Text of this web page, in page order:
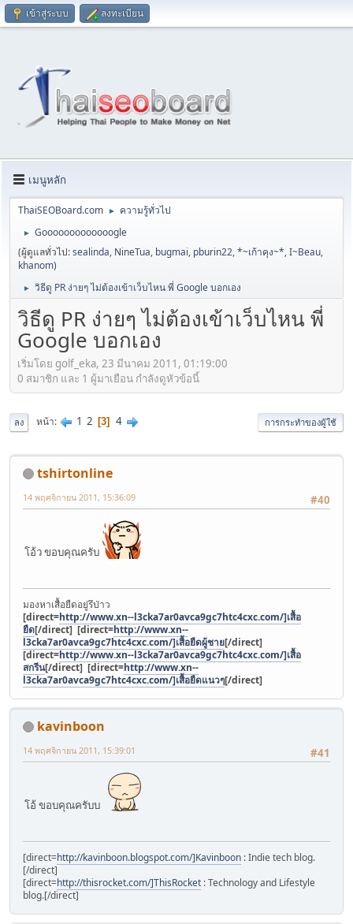
เข้าสู่ระบบ ลงทะเบียน
เมนูหลัก
ThaiSEOBoard.com ► ความรู้ทั่วไป
►
Gooooooooooooogle
(ผู้ดูแลทั่วไป:sealinda, NineTua, bugmai, pburin22,*~เก้าคุง~*,I~Beau,
khanom)
► วิธีดู PR ง่ายๆ ไม่ต้องเข้าเว็บไหน พี่ Google บอกเอง
วิธีดู PR ง่ายๆ ไม่ต้องเข้าเว็บไหน พี่
Google บอกเอง
เริ่มโดย golf_eka, 23 มีนาคม 2011, 01:19:00
0 สมาชิก และ 1 ผู้มาเยือน กำลังดูหัวข้อนี้
ลง หน้า 1 2 3 4 การกระทำของผู้ใช้
tshirtonline
#40
14 พฤศจิกายน 2011, 15:36:09
โอ้ว ขอบคุณครับ
มองหาเสื้อยืดอยู่รึป่าว
[direct=http://www.xn--l3cka7ar0avca9gc7htc4cxc.com/]เสื้อ
ยืด[/direct] [direct=http://www.xn--
l3cka7ar0avca9gc7htc4cxc.com/]เสื้อยืดผู้ชาย[/direct]
[direct=http://www.xn--l3cka7ar0avca9gc7htc4cxc.com/]เสื้อ
สกรีน[/direct] [direct=http://www.xn--
l3cka7ar0avca9gc7htc4cxc.com/]เสื้อยืดแนวๆ[/direct]
kavinboon
#41
14 พฤศจิกายน 2011, 15:39:01
โอ้ ขอบคุณครับบ
[direct=http://kavinboon.blogspot.com/]Kavinboon : Indie tech blog.
[/direct]
[direct=http://thisrocket.com/]ThisRocket : Technology and Lifestyle
blog.[/direct]